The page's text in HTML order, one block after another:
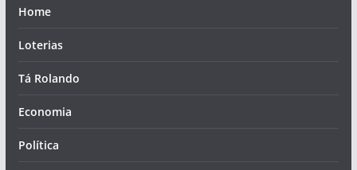
Home
Loterias
Tá Rolando
Economia
Política